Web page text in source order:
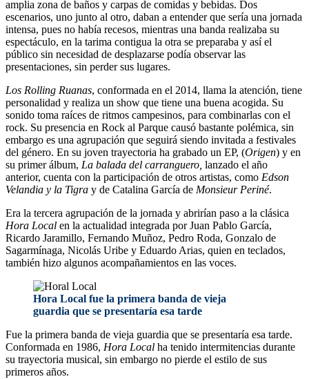
amplia zona de baños y carpas de comidas y bebidas. Dos
escenarios, uno junto al otro, daban a entender que sería una jornada
intensa, pues no había recesos, mientras una banda realizaba su
espectáculo, en la tarima contigua la otra se preparaba y así el
público sin necesidad de desplazarse podía observar las
presentaciones, sin perder sus lugares.
Los Rolling Ruanas, conformada en el 2014, llama la atención, tiene
personalidad y realiza un show que tiene una buena acogida. Su
sonido toma raíces de ritmos campesinos, para combinarlas con el
rock. Su presencia en Rock al Parque causó bastante polémica, sin
embargo es una agrupación que seguirá siendo invitada a festivales
del género. En su joven trayectoria ha grabado un EP, (Origen) y en
su primer álbum, La balada del carranguero, lanzado el año
anterior, cuenta con la participación de otros artistas, como Edson
Velandia y la Tigra y de Catalina García de Monsieur Periné.
Era la tercera agrupación de la jornada y abrirían paso a la clásica
Hora Local en la actualidad integrada por Juan Pablo García,
Ricardo Jaramillo, Fernando Muñoz, Pedro Roda, Gonzalo de
Sagarmínaga, Nicolás Uribe y Eduardo Arias, quien en teclados,
también hizo algunos acompañamientos en las voces.
Hora Local fue la primera banda de vieja
guardia que se presentaría esa tarde
Fue la primera banda de vieja guardia que se presentaría esa tarde.
Conformada en 1986, Hora Local ha tenido intermitencias durante
su trayectoria musical, sin embargo no pierde el estilo de sus
primeros años.